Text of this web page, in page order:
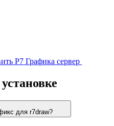
Р7 Графика сервер
для r7draw?